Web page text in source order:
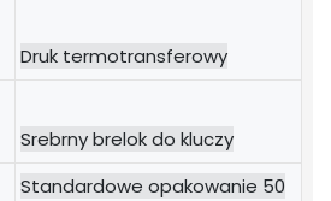
Druk termotransferowy
Srebrny brelok do kluczy
Standardowe opakowanie 50